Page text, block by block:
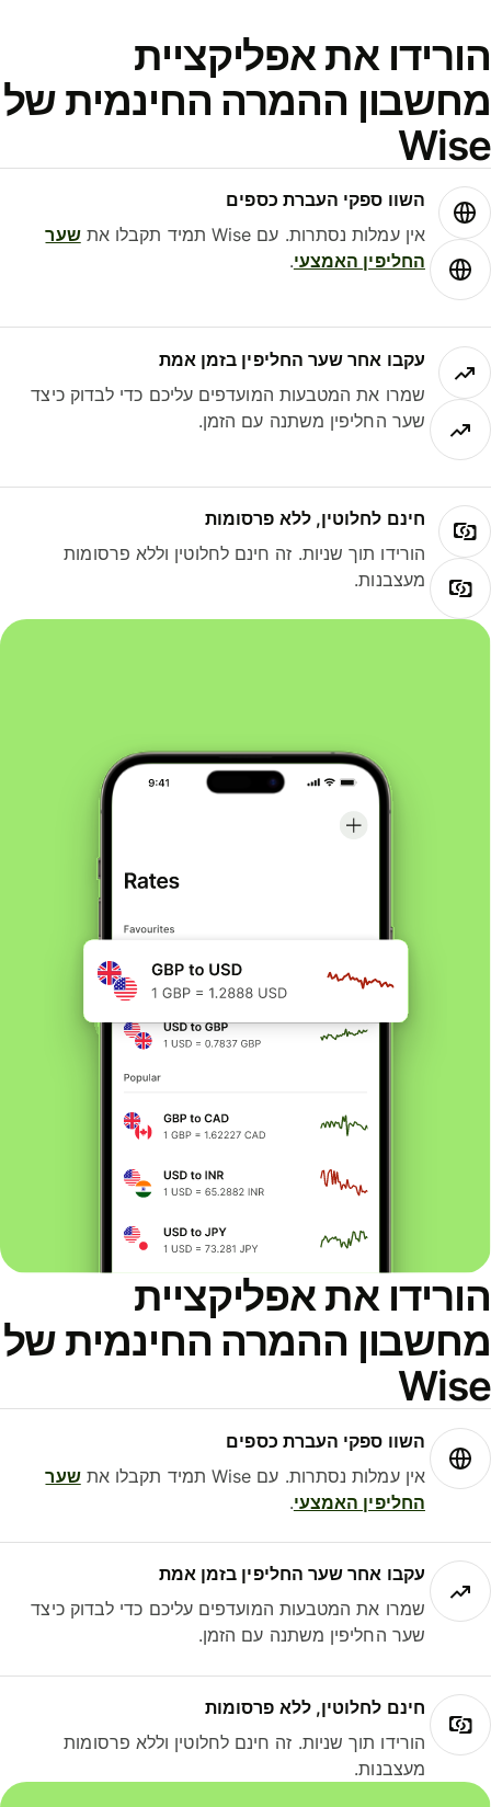
את אפליקציית
ההמרה החינמית של
השוו ספקי העברת כספים
אין עמלות נסתרות. עם Wise תמיד תקבלו את
שער
החליפין האמצעי.
עקבו אחר שער החליפין בזמן אמת
שמרו את המטבעות המועדפים עליכם כדי לבדוק כיצד
שער החליפין משתנה עם הזמן.
חינם לחלוטין, ללא פרסומות
הורידו תוך שניות. זה חינם לחלוטין וללא פרסומות
מעצבנות.
את אפליקציית
ההמרה החינמית של
השוו ספקי העברת כספים
אין עמלות נסתרות. עם Wise תמיד תקבלו את
שער
החליפין האמצעי.
עקבו אחר שער החליפין בזמן אמת
שמרו את המטבעות המועדפים עליכם כדי לבדוק כיצד
שער החליפין משתנה עם הזמן.
חינם לחלוטין, ללא פרסומות
הורידו תוך שניות. זה חינם לחלוטין וללא פרסומות
מעצבנות.